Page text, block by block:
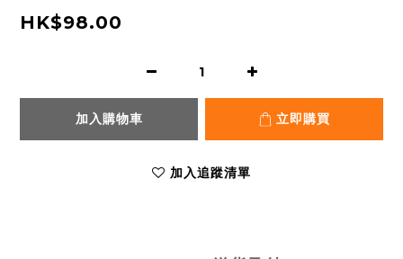
HK$98.00
加入購物車 立即購買
加入追蹤清單